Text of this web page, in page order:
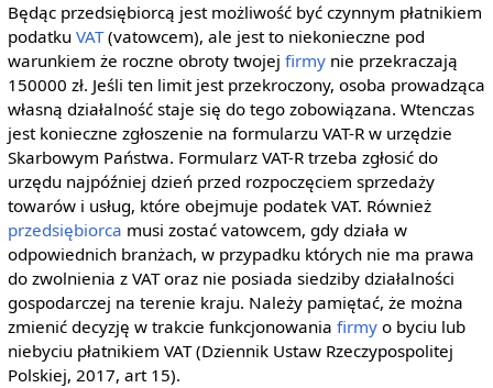
Będąc przedsiębiorcą jest możliwość być czynnym płatnikiem
podatku VAT(vatowcem), ale jest to niekonieczne pod
warunkiem że roczne obroty twojej firmynie przekraczają
150000 zł. Jeśli ten limit jest przekroczony, osoba prowadząca
własną działalność staje się do tego zobowiązana. Wtenczas
jest konieczne zgłoszenie na formularzu VAT-R w urzędzie
Skarbowym Państwa. Formularz VAT-R trzeba zgłosić do
urzędu najpóźniej dzień przed rozpoczęciem sprzedaży
towarów i usług, które obejmuje podatek VAT. Również
przedsiębiorca musi zostać vatowcem, gdy działa w
odpowiednich branżach, w przypadku których nie ma prawa
do zwolnienia z VAT oraz nie posiada siedziby działalności
gospodarczej na terenie kraju. Należy pamiętać, że można
zmienić decyzję w trakcie funkcjonowania firmyo byciu lub
niebyciu płatnikiem VAT (Dziennik Ustaw Rzeczypospolitej
Polskiej, 2017, art 15).